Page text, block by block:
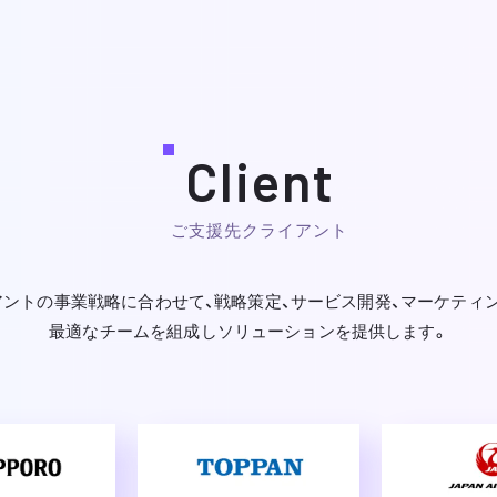
Client
ご支援先クライアント
トの事業戦略に合わせて、戦略策定、サービス開発、マーケティ
最適なチームを組成しソリューションを提供します。